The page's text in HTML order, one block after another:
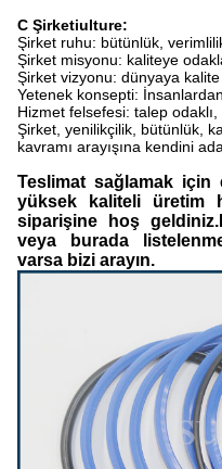
C Şirketiulture:
Şirket ruhu: bütünlük,
Şirket misyonu: kaliteye
Şirket vizyonu: dünyaya
Yetenek konsepti:
Hizmet felsefesi: talep odaklı,
Şirket, yenilikçilik, bütünlük,
kavramı arayışına kendini
Teslimat sağlamak
yüksek kaliteli üretim
siparişine hoş
veya burada
varsa bizi arayın.